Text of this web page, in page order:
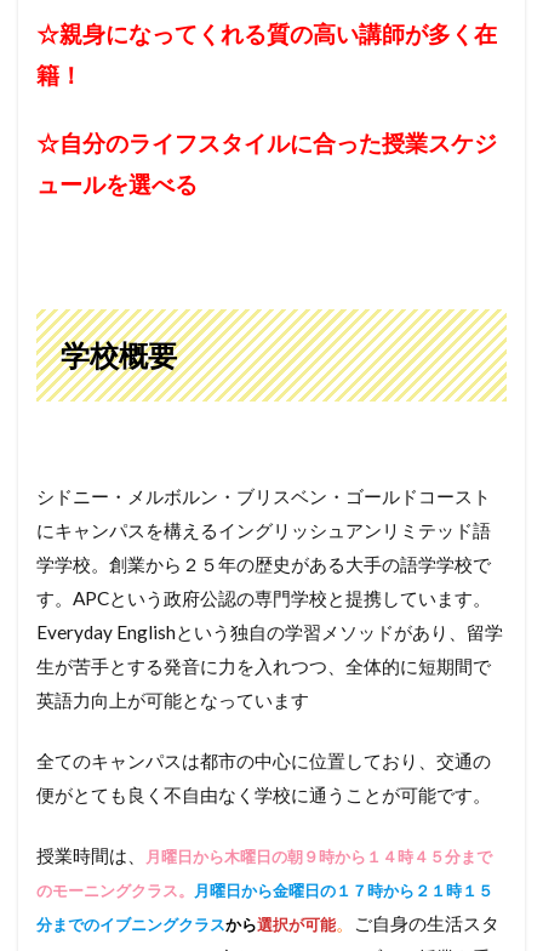
☆親身になってくれる質の高い講師が多く在
籍！
☆自分のライフスタイルに合った授業スケジ
ュールを選べる
学校概要
シドニー・メルボルン・ブリスベン・ゴールドコースト
にキャンパスを構えるイングリッシュアンリミテッド語
学学校。創業から２５年の歴史がある大手の語学学校で
す。APCという政府公認の専門学校と提携しています。
Everyday Englishという独自の学習メソッドがあり、留学
生が苦手とする発音に力を入れつつ、全体的に短期間で
英語力向上が可能となっています
全てのキャンパスは都市の中心に位置しており、交通の
便がとても良く不自由なく学校に通うことが可能です。
授業時間は、
月曜日から木曜日の朝９時から１４時４５分まで
のモーニングクラス。
月曜日から金曜日の１７時から２１時１５
分までのイブニングクラスから選択が可能。
ご自身の生活スタ